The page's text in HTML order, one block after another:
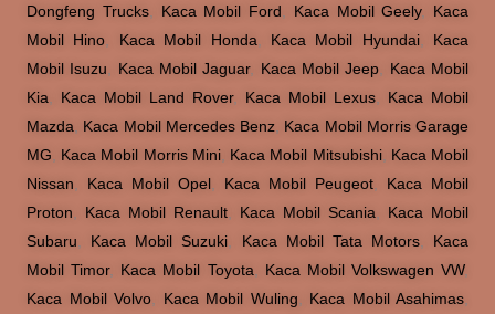
Dongfeng Trucks, Kaca Mobil Ford Kaca Mobil Geely, Kaca
Mobil Hino
Kaca Mobil Honda Kaca Mobil Hyundai, Kaca
Mobil Isuzu
Kaca Mobil Jaguar, Kaca Mobil Jeep
Kaca Mobil
Kia
Kaca Mobil Land Rover, Kaca Mobil Lexus
Kaca Mobil
Mazda
Kaca Mobil Mercedes Benz Kaca Mobil Morris Garage
MG
Kaca Mobil Morris Mini, Kaca Mobil Mitsubishi, Kaca Mobil
Nissan
Kaca Mobil Opel Kaca Mobil Peugeot
Kaca Mobil
Proton
Kaca Mobil Renault Kaca Mobil Scania
Kaca Mobil
Subaru
Kaca Mobil Suzuki Kaca Mobil Tata Motors, Kaca
Mobil Timor, Kaca Mobil Toyota Kaca Mobil Volkswagen VW,
Kaca Mobil Volvo
Kaca Mobil Wuling Kaca Mobil Asahimas